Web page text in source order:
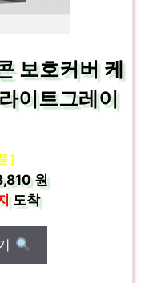
보호커버 케
이트그레이
]
원
도착